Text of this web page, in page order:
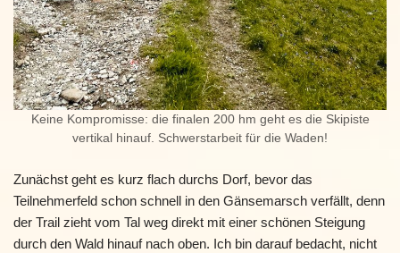
Keine Kompromisse: die finalen 200 hm geht es die Skipiste
vertikal hinauf. Schwerstarbeit für die Waden!
Zunächst geht es kurz flach durchs Dorf, bevor das
Teilnehmerfeld schon schnell in den Gänsemarsch verfällt, denn
der Trail zieht vom Tal weg direkt mit einer schönen Steigung
durch den Wald hinauf nach oben. Ich bin darauf bedacht, nicht